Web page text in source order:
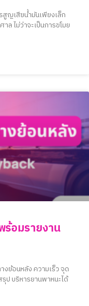
ญเสียน้ำมันเพียงเล็ก
ล ไม่ว่าจะเป็นการขโมย
ร้อมรายงาน
ย้อนหลัง ความเร็ว จุด
ป บริหารยานพาหนะได้